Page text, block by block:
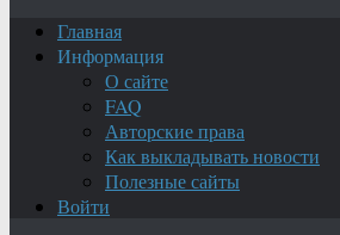
Главная
Информация
О сайте
FAQ
Авторские права
Как выкладывать новости
Полезные сайты
Войти